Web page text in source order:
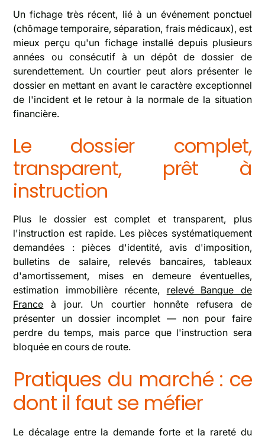
Un fichage très récent, lié à un événement ponctuel
(chômage temporaire, séparation, frais médicaux), est
mieux perçu qu'un fichage installé depuis plusieurs
années ou consécutif à un dépôt de dossier de
surendettement. Un courtier peut alors présenter le
dossier en mettant en avant le caractère exceptionnel
de l'incident et le retour à la normale de la situation
financière.
Le dossier complet,
transparent, prêt à
instruction
Plus le dossier est complet et transparent, plus
l'instruction est rapide. Les pièces systématiquement
demandées : pièces d'identité, avis d'imposition,
bulletins de salaire, relevés bancaires, tableaux
d'amortissement, mises en demeure éventuelles,
estimation immobilière récente, relevé Banque de
France à jour. Un courtier honnête refusera de
présenter un dossier incomplet — non pour faire
perdre du temps, mais parce que l'instruction sera
bloquée en cours de route.
Pratiques du marché : ce
dont il faut se méfier
Le décalage entre la demande forte et la rareté du